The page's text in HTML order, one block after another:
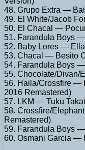
48. Grupo Extra —
49. El White/Jacob
50. El Chacal —
51. Farandula Boys
52. Baby Lores —
53. Chacal — Besito
54. Farandula Boys
55. Chocolate/Divan/
56. Haila/Crossfire —
2016 Remastered)
57. LKM — Tuku
58. Crossfire/
Remastered)
59. Farandula Boys —
60. Osmani Garcia —